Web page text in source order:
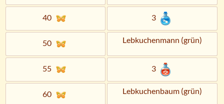
40 3
50 Lebkuchenmann (grün)
55 3
60 Lebkuchenbaum (grün)